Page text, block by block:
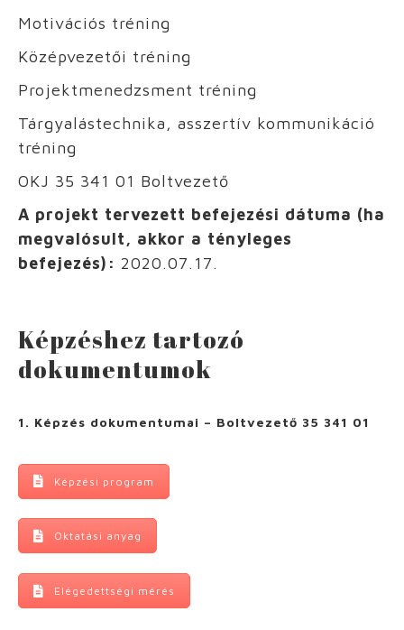
Motivációs tréning
Középvezetői tréning
Projektmenedzsment tréning
Tárgyalástechnika, asszertív kommunikáció
tréning
OKJ 35 341 01 Boltvezető
A projekt tervezett befejezési dátuma (ha
megvalósult, akkor a tényleges
befejezés): 2020.07.17.
Képzéshez tartozó
dokumentumok
1. Képzés dokumentumai – Boltvezető 35 341 01
Képzési program
Oktatási anyag
Elégedettségi mérés